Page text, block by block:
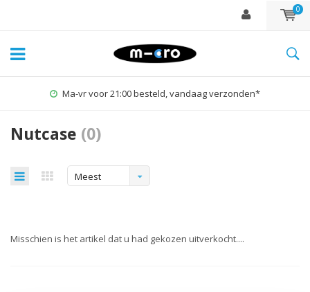
0
Ma-vr voor 21:00 besteld, vandaag verzonden*
Nutcase (0)
Meest
Misschien is het artikel dat u had gekozen uitverkocht....